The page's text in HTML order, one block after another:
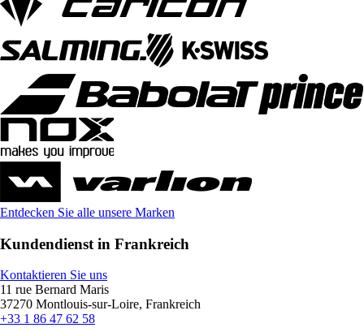
Entdecken Sie alle unsere Marken
Kundendienst in Frankreich
Kontaktieren Sie uns
11 rue Bernard Maris
37270 Montlouis-sur-Loire, Frankreich
+33 1 86 47 62 58